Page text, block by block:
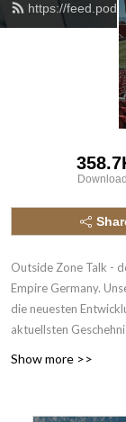
https://
Outside Zone Talk -
Empire Germany.
die neuesten
aktuellsten
Show more >>